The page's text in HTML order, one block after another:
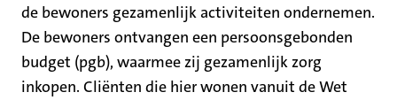
de bewoners gezamenlijk activiteiten ondernemen.
De bewoners ontvangen een persoonsgebonden
budget (pgb), waarmee zij gezamenlijk zorg
inkopen. Cliënten die hier wonen vanuit de Wet